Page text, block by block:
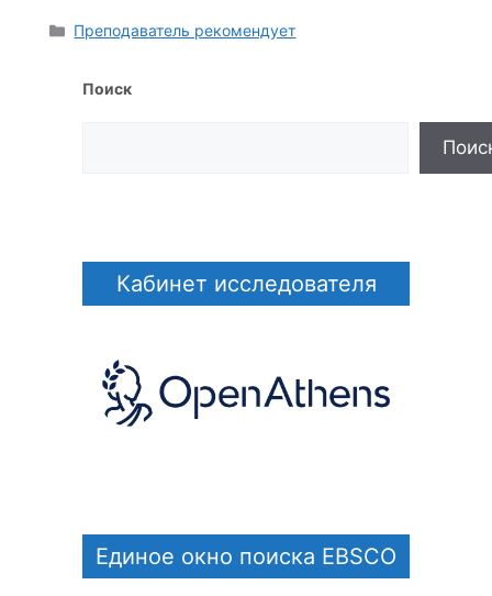
Рубрики
Преподаватель рекомендует
Поиск
Кабинет исследователя
Единое окно поиска EBSCO